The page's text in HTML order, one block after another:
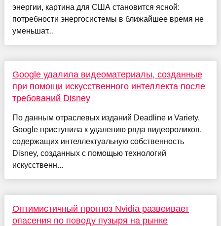
энергии, картина для США становится ясной:
потребности энергосистемы в ближайшее время не
уменьшат...
Google удалила видеоматериалы, созданные
при помощи искусственного интеллекта после
требований Disney
По данным отраслевых изданий Deadline и Variety,
Google приступила к удалению ряда видеороликов,
содержащих интеллектуальную собственность
Disney, созданных с помощью технологий
искусственн...
Оптимистичный прогноз Nvidia развеивает
опасения по поводу пузыря на рынке